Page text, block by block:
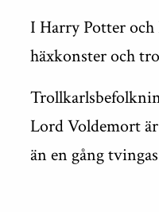
I Harry Potter
häxkonster och
Lord Voldemort
än en gång